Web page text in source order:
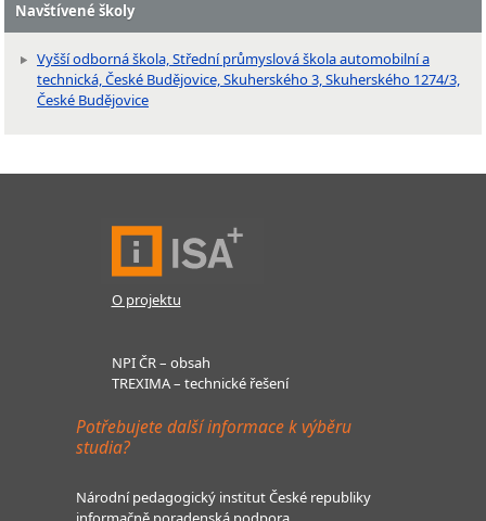
Navštívené školy
Vyšší odborná škola, Střední průmyslová škola automobilní a
technická, České Budějovice, Skuherského 3, Skuherského 1274/3,
České Budějovice
O projektu
NPI ČR – obsah
TREXIMA – technické řešení
Potřebujete další informace k výběru
studia?
Národní pedagogický institut České republiky